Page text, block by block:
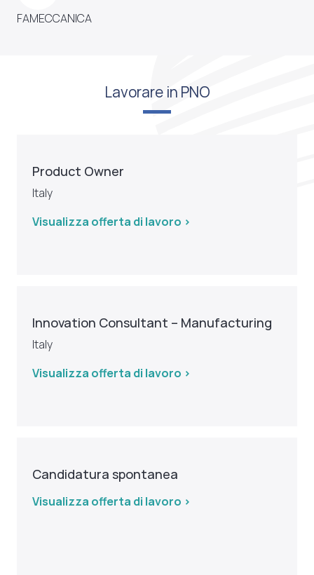
FAMECCANICA
Lavorare in PNO
Product Owner
Italy
Visualizza offerta di lavoro >
Innovation Consultant – Manufacturing
Italy
Visualizza offerta di lavoro >
Candidatura spontanea
Visualizza offerta di lavoro >